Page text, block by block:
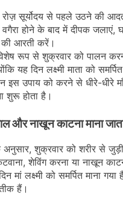
सूर्योदय से पहले उठने की
होने के बाद में दीपक जलाएं,
की आरती करें।
रूप से शुक्रवार को पालन
यह दिन लक्ष्मी माता को
इस उपाय को करने से धीरे-धीरे माँ
शुरू होता है।
और नाखून काटना माना
अनुसार, शुक्रवार को शरीर से
शेविंग करना या नाखून
मां लक्ष्मी को समर्पित माना गया
हैं।